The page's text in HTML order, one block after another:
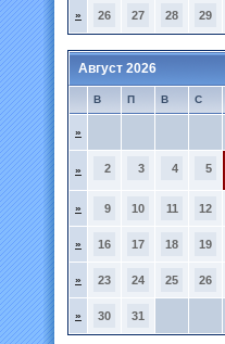
» 26 27 28 29
Август 2026
В П В С
»
» 2 3 4 5
» 9 10 11 12
» 16 17 18 19
» 23 24 25 26
» 30 31